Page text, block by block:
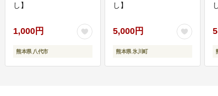
し】
1,000円
熊本県 八代市
し】
5,000円
熊本県 氷川町